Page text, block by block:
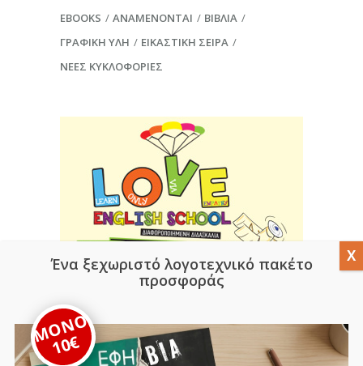
EBOOKS ΑΝΑΜΈΝΟΝΤΑΙ
ΒΙΒΛΊΑ
ΓΡΑΦΙΚΉ ΎΛΗ
ΕΙΚΑΣΤΙΚΉ ΣΕΙΡΆ
ΝΈΕΣ ΚΥΚΛΟΦΟΡΊΕΣ
Ένα ξεχωριστό λογοτεχνικό πακέτο
προσφοράς
ΜΟΝΟ
10€